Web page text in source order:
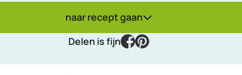
naar recept gaan
Delen is fijn
facebook
pinterest